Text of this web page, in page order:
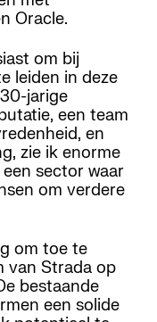
Oracle.
om bij
leiden in deze
jarige
een team
en
zie ik enorme
sector waar
om verdere
om toe te
van Strada op
bestaande
een solide